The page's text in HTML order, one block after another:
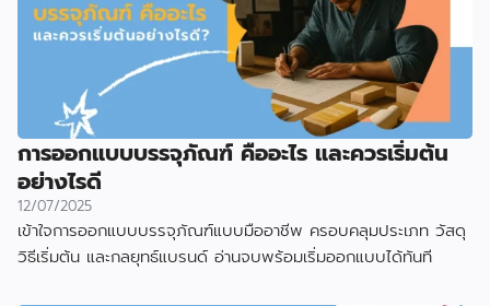
การออกแบบบรรจุภัณฑ์ คืออะไร และควรเริ่มต้น
อย่างไรดี
12/07/2025
เข้าใจการออกแบบบรรจุภัณฑ์แบบมืออาชีพ ครอบคลุมประเภท วัสดุ
วิธีเริ่มต้น และกลยุทธ์แบรนด์ อ่านจบพร้อมเริ่มออกแบบได้ทันที